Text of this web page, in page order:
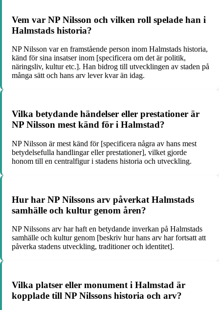
Vem var NP Nilsson och vilken roll spelade han i
Halmstads historia?
NP Nilsson var en framstående person inom Halmstads historia,
känd för sina insatser inom [specificera om det är politik,
näringsliv, kultur etc.]. Han bidrog till utvecklingen av staden på
många sätt och hans arv lever kvar än idag.
Vilka betydande händelser eller prestationer är
NP Nilsson mest känd för i Halmstad?
NP Nilsson är mest känd för [specificera några av hans mest
betydelsefulla handlingar eller prestationer], vilket gjorde
honom till en centralfigur i stadens historia och utveckling.
Hur har NP Nilssons arv påverkat Halmstads
samhälle och kultur genom åren?
NP Nilssons arv har haft en betydande inverkan på Halmstads
samhälle och kultur genom [beskriv hur hans arv har fortsatt att
påverka stadens utveckling, traditioner och identitet].
Vilka platser eller monument i Halmstad är
kopplade till NP Nilssons historia och arv?